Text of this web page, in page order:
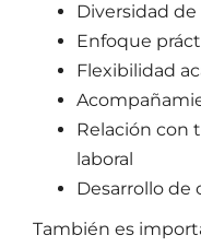
Diversidad
Enfoque
Flexibilidad
Relación con
laboral
Desarrollo de
También es